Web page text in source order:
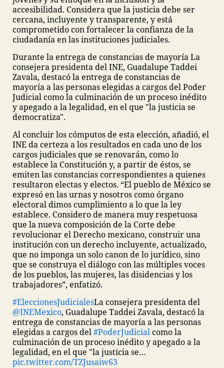
accesibilidad. Considera que la justicia debe ser
cercana, incluyente y transparente, y está
comprometido con fortalecer la confianza de la
ciudadanía en las instituciones judiciales.
Durante la entrega de constancias de mayoría La
consejera presidenta del INE, Guadalupe Taddei
Zavala, destacó la entrega de constancias de
mayoría a las personas elegidas a cargos del Poder
Judicial como la culminación de un proceso inédito
y apegado a la legalidad, en el que "la justicia se
democratiza".
Al concluir los cómputos de esta elección, añadió, el
INE da certeza a los resultados en cada uno de los
cargos judiciales que se renovarán, como lo
establece la Constitución y, a partir de éstos, se
emiten las constancias correspondientes a quienes
resultaron electas y electos. “El pueblo de México se
expresó en las urnas y nosotros como órgano
electoral dimos cumplimiento a lo que la ley
establece. Considero de manera muy respetuosa
que la nueva composición de la Corte debe
revolucionar el Derecho mexicano, construir una
institución con un derecho incluyente, actualizado,
que no imponga un solo canon de lo jurídico, sino
que se construya el diálogo con las múltiples voces
de los pueblos, las mujeres, las disidencias y los
trabajadores”, enfatizó.
#EleccionesJudicialesLa consejera presidenta del
@INEMexico, Guadalupe Taddei Zavala, destacó la
entrega de constancias de mayoría a las personas
elegidas a cargos del#PoderJudicial como la
culminación de un proceso inédito y apegado a la
legalidad, en el que "la justicia se…
pic.twitter.com/TZJusaiw63